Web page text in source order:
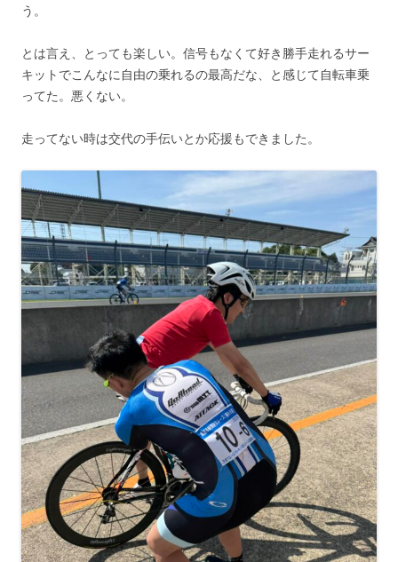
う。
とは言え、とっても楽しい。信号もなくて好き勝手走れるサー
キットでこんなに自由の乗れるの最高だな、と感じて自転車乗
ってた。悪くない。
走ってない時は交代の手伝いとか応援もできました。